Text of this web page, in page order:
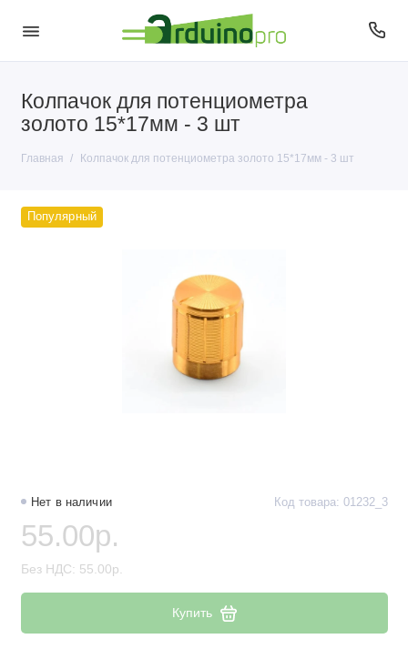
Колпачок для потенциометра
золото 15*17мм - 3 шт
Главная Колпачок для потенциометра золото 15*17мм - 3 шт
Популярный
Нет в наличии Код товара: 01232_3
55.00р.
Без НДС: 55.00р.
Купить